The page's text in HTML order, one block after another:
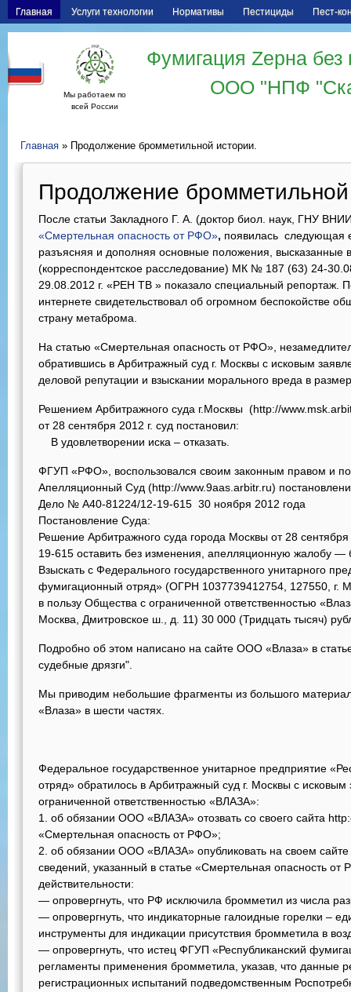
Главная Услуги технологии Нормативы Пестициды Пест-
Мы работаем по
всей России
Фумигация Zерна
ООО "НПФ
Главная » Продолжение бромметильной истории.
Продолжение
После статьи Закладного Г. А. (доктор биол. наук, ГНУ
«Смертельная опасность от РФО», появилась следующая
разъясняя и дополняя основные положения, высказанные
(корреспондентское расследование) МК № 187 (63) 24-
29.08.2012 г. «РЕН ТВ » показало специальный репортаж.
интернете свидетельствовал об огромном беспокойстве
страну метаброма.
На статью «Смертельная опасность от РФО»,
обратившись в Арбитражный суд г. Москвы с исковым
деловой репутации и взыскании морального вреда в
Решением Арбитражного суда г.Москвы (http://
от 28 сентября 2012 г.
В удовлетворении иска – отказать.
ФГУП «РФО», воспользовался своим законным правом и
Апелляционный Суд (http://www.9aas.arbitr.ru)
Дело № А40-81224/12-19-615 30 ноября 2012 года
Постановление Суда:
Решение Арбитражного суда города Москвы от 28
19-615 оставить без изменения, апелляционную жалобу —
Взыскать с Федерального государственного унитарного
фумигационный отряд» (ОГРН 1037739412754, 127550, г.
в пользу Общества с ограниченной ответственностью
Москва, Дмитровское ш., д. 11) 30 000 (Тридцать тысяч)
Подробно об этом написано на сайте ООО «Влаза» в
судебные дрязги".
Мы приводим небольшие фрагменты из большого
«Влаза» в шести частях.
Федеральное государственное унитарное предприятие
отряд» обратилось в Арбитражный суд г. Москвы с
ограниченной ответственностью «ВЛАЗА»:
1. об обязании ООО «ВЛАЗА» отозвать со своего сайта
«Смертельная опасность от РФО»;
2. об обязании ООО «ВЛАЗА» опубликовать на своем
сведений, указанный в статье «Смертельная опасность от
действительности:
— опровергнуть, что РФ исключила бромметил из числа
— опровергнуть, что индикаторные галоидные горелки –
инструменты для индикации присутствия бромметила в
— опровергнуть, что истец ФГУП «Республиканский
регламенты применения бромметила, указав, что данные
регистрационных испытаний подведомственным